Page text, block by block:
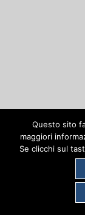
Questo sito
maggiori
Se clicchi sul